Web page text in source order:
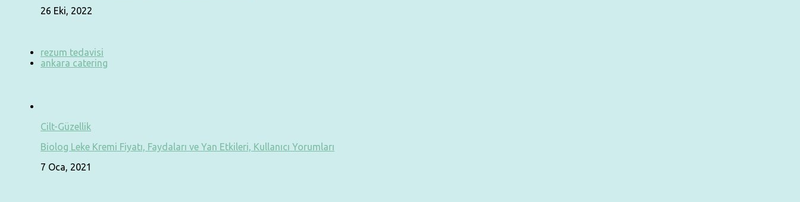
26 Eki, 2022
rezum tedavisi
ankara catering
Cilt-Güzellik
Biolog Leke Kremi Fiyatı, Faydaları ve Yan Etkileri, Kullanıcı Yorumları
7 Oca, 2021